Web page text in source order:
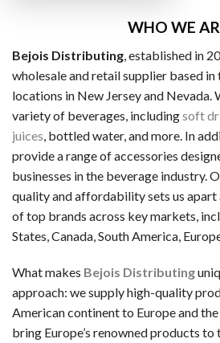
WHO WE
Bejois Distributing , established in
wholesale and retail supplier based
locations in New Jersey and Nevada.
variety of beverages, includingsoft
juices , bottled water, and more. In
provide a range of accessories
businesses in the beverage industry.
quality and affordability sets us
of top brands across key markets,
States, Canada, South America,
What makes Bejois Distributing
approach: we supply high-quality
American continent to Europe and
bring Europe’s renowned products to
ビットコイン・Ethereum（仮想通貨）
一般的な電子決済手段：
EcoPayz
Neteller
アイウォレット
スクリル
マッチベター
カジノ特典の種類
ラッキーTAROが紹介するカジノに
ノーデポジットボーナス
新規登録するだけで、入金不要でも